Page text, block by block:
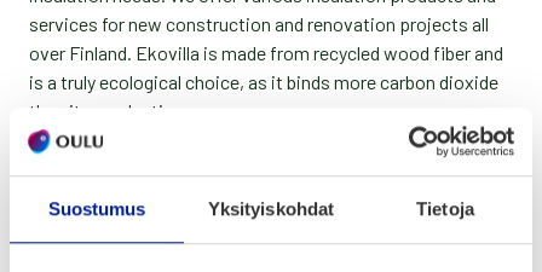
Suostumus Yksityiskohdat Tietoja
services for new construction and renovation projects all
over Finland. Ekovilla is made from recycled wood fiber and
is a truly ecological choice, as it binds more carbon dioxide
than its production causes.
we have developed technology and method for grinding C/D-
waste into new ecological raw materials in an energy-